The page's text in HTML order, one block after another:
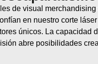
de visual merchandising
en nuestro corte
únicos. La capacidad
abre posibilidades